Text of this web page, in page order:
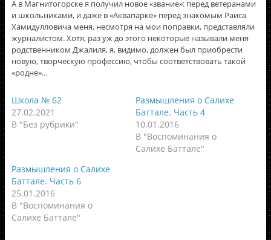
А в Магнитогорске я получил новое «звание»: перед ветеранами
и школьниками, и даже в «Аквапарке» перед знакомым Раиса
Хамидулловича меня, несмотря на мои поправки, представляли
журналистом. Хотя, раз уж до этого некоторые называли меня
родственником Джалиля, я, видимо, должен был приобрести
новую, творческую профессию, чтобы соответствовать такой
«родне»…
Школа № 62
27.02.2021
В "Без рубрики"
Размышления о Салихе
Баттале. Часть 4
10.01.2016
В "Воспоминания о
Салихе Баттале"
Размышления о Салихе
Баттале. Часть 6
25.01.2016
В "Воспоминания о
Салихе Баттале"